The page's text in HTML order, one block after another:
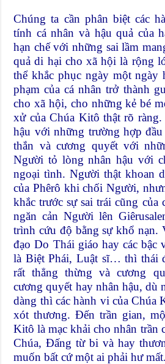
Chúng ta cần phân biệt các
tính cá nhân và hậu quả của
hạn chế với những sai lầm
quả di hại cho xã hội là rộng
thể khắc phục ngày một ngày
phạm của cá nhân trở thành
cho xã hội, cho những kẻ bé
xử của Chúa Kitô thật rõ
hậu với những trường hợp
thắn và cương quyết với
Người tỏ lòng nhân hậu với
ngoại tình. Người thật khoan
của Phêrô khi chối Người,
khắc trước sự sai trái cũng của
ngăn cản Người lên
trình cứu độ bằng sự khổ nạn.
đạo Do Thái giáo hay các
là Biệt Phái, Luật sĩ… thì thái
rất thẳng thừng và cương
cương quyết hay nhân hậu, dù
dàng thì các hành vi của Chúa
xót thương. Đến trần gian,
Kitô là mạc khải cho nhân trần
Chúa, Đấng từ bi và hay
muốn bất cứ một ai phải hư mất.